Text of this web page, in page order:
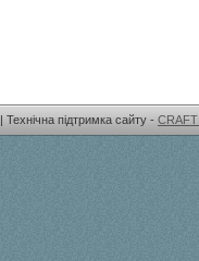
| Технічна підтримка сайту -